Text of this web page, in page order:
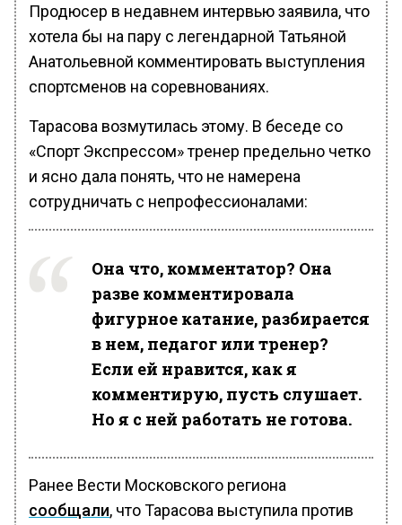
Продюсер в недавнем интервью заявила, что
хотела бы на пару с легендарной Татьяной
Анатольевной комментировать выступления
спортсменов на соревнованиях.
Тарасова возмутилась этому. В беседе со
«Спорт Экспрессом» тренер предельно четко
и ясно дала понять, что не намерена
сотрудничать с непрофессионалами:
Она что, комментатор? Она
разве комментировала
фигурное катание, разбирается
в нем, педагог или тренер?
Если ей нравится, как я
комментирую, пусть слушает.
Но я с ней работать не готова.
Ранее Вести Московского региона
сообщали, что Тарасова выступила против